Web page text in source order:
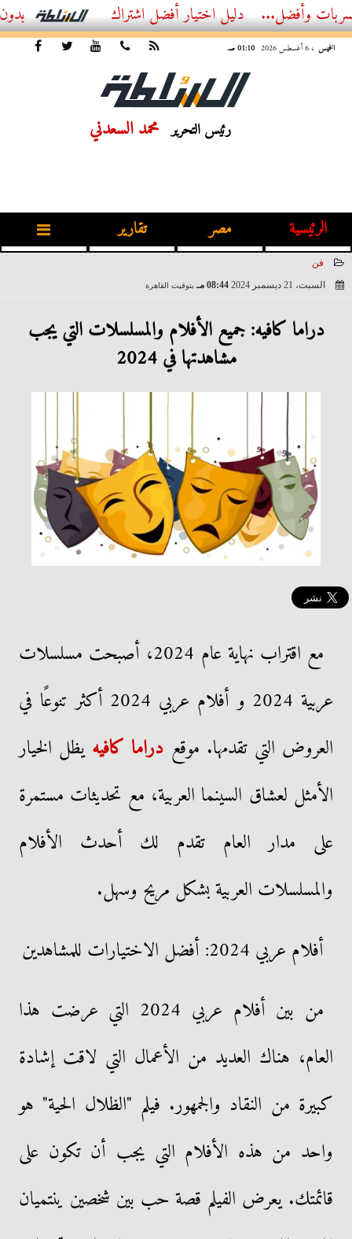
أفضل اشتراك IPTV بدون تقطيع 2026 – دليل المشاهد العصري وأفضل...
الخميس ، 6 أغسطس 2026 01:10 صـ
رئيس التحرير محمد السعدني
الرئيسية مصر تقارير
فن
السبت، 21 ديسمبر 2024
08:44 مـ بتوقيت القاهرة
دراما كافيه: جميع الأفلام والمسلسلات التي يجب
مشاهدتها في 2024
مع اقتراب نهاية عام 2024، أصبحت مسلسلات
عربية 2024 و أفلام عربي 2024 أكثر تنوعًا في
العروض التي تقدمها. موقع دراما كافيه يظل الخيار
الأمثل لعشاق السينما العربية، مع تحديثات مستمرة
على مدار العام تقدم لك أحدث الأفلام
والمسلسلات العربية بشكل مريح وسهل.
أفلام عربي 2024: أفضل الاختيارات للمشاهدين
من بين أفلام عربي 2024 التي عرضت هذا
العام، هناك العديد من الأعمال التي لاقت إشادة
كبيرة من النقاد والجمهور. فيلم "الظلال الحية" هو
واحد من هذه الأفلام التي يجب أن تكون على
قائمتك. يعرض الفيلم قصة حب بين شخصين ينتميان